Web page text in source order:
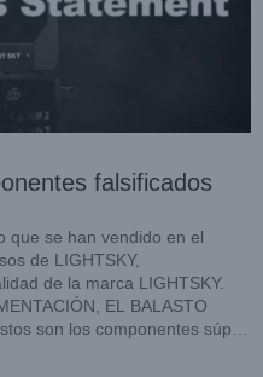
falsificados
que se han vendido en el
de LIGHTSKY,
de la marca LIGHTSKY.
EL BALASTO
son los componentes súper